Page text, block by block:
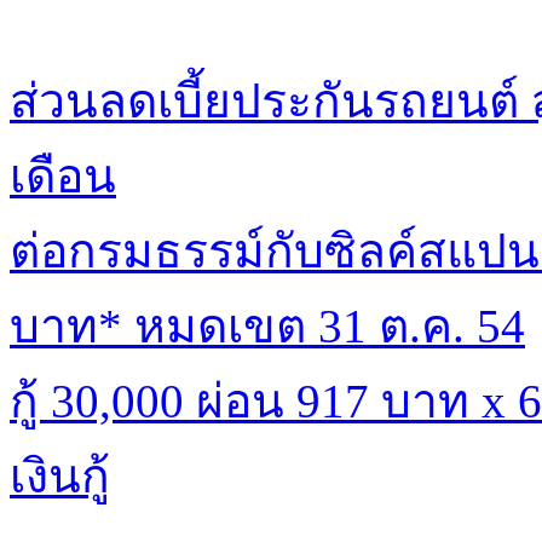
ส่วนลดเบี้ยประกันรถยนต์
เดือน
ต่อกรมธรรม์กับซิลค์สแป
บาท* หมดเขต 31 ต.ค. 54
กู้ 30,000 ผ่อน 917 บาท x
เงินกู้